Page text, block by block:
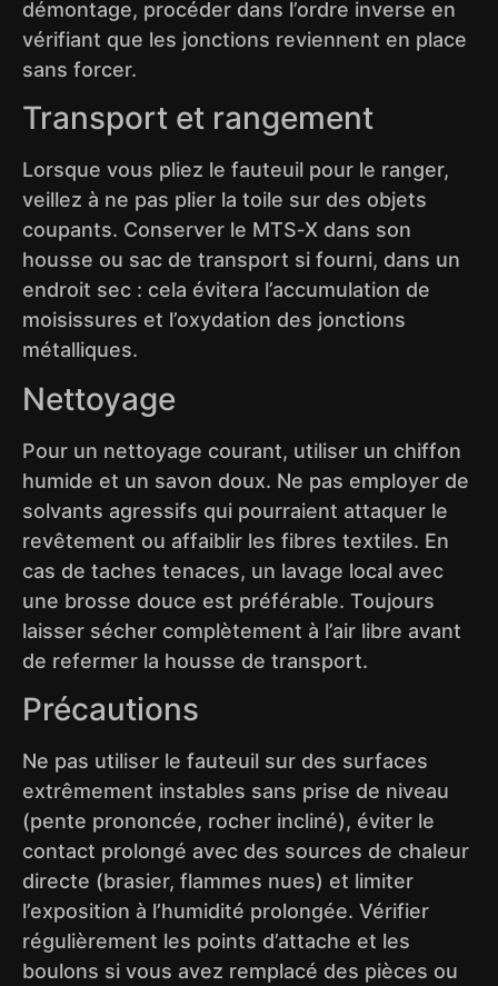
démontage, procéder dans l’ordre inverse en
vérifiant que les jonctions reviennent en place
sans forcer.
Transport et rangement
Lorsque vous pliez le fauteuil pour le ranger,
veillez à ne pas plier la toile sur des objets
coupants. Conserver le MTS‑X dans son
housse ou sac de transport si fourni, dans un
endroit sec : cela évitera l’accumulation de
moisissures et l’oxydation des jonctions
métalliques.
Nettoyage
Pour un nettoyage courant, utiliser un chiffon
humide et un savon doux. Ne pas employer de
solvants agressifs qui pourraient attaquer le
revêtement ou affaiblir les fibres textiles. En
cas de taches tenaces, un lavage local avec
une brosse douce est préférable. Toujours
laisser sécher complètement à l’air libre avant
de refermer la housse de transport.
Précautions
Ne pas utiliser le fauteuil sur des surfaces
extrêmement instables sans prise de niveau
(pente prononcée, rocher incliné), éviter le
contact prolongé avec des sources de chaleur
directe (brasier, flammes nues) et limiter
l’exposition à l’humidité prolongée. Vérifier
régulièrement les points d’attache et les
boulons si vous avez remplacé des pièces ou